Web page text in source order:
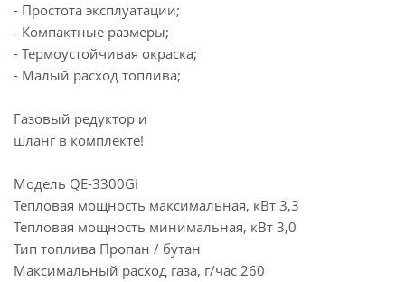
- Простота эксплуатации;
- Компактные размеры;
- Термоустойчивая окраска;
- Малый расход топлива;
Газовый редуктор и
шланг в комплекте!
Модель QE-3300Gi
Тепловая мощность максимальная, кВт 3,3
Тепловая мощность минимальная, кВт 3,0
Тип топлива Пропан / бутан
Максимальный расход газа, г/час 260